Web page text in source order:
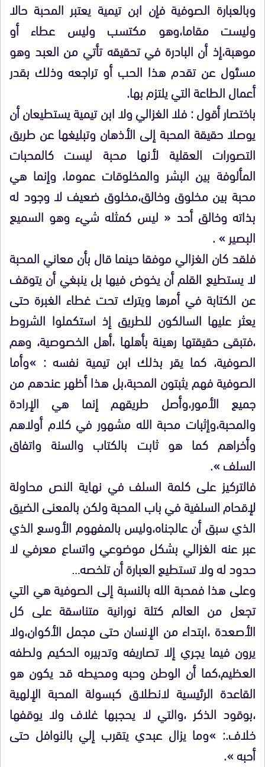
وبالعبارة الصوفية فإن ابن تيمية يعتبر المحبة حالا
وليست مقاما،وهو مكتسب وليس عطاء أو
موهبة،إذ أن البادرة في تحقيقه تأتي من العبد وهو
مسئول عن تقدم هذا الحب أو تراجعه وذلك بقدر
أعمال الطاعة التي يلتزم بها.
باختصار أقول : فلا الغزالي ولا ابن تيمية يستطيعان أن
يوصلا حقيقة المحبة إلى الأذهان وتبليغها عن طريق
التصورات العقلية لأنها محبة ليست كالمحبات
المألوفة بين البشر والمخلوقات عموما، وإنما هي
محبة بين مخلوق وخالق،مخلوق ضعيف لا وجود له
بذاته وخالق أحد « ليس كمثله شيء وهو السميع
البصير » .
فلقد كان الغزالي موفقا حينما قال بأن معاني المحبة
لا يستطيع القلم أن يخوض فيها بل ينبغي أن يتوقف
عن الكتابة في أمرها ويترك تحت غطاء الغبرة حتى
يعثر عليها السالكون للطريق إذ استكملوا الشروط
،فتبقى حقيقتها رهينة بأهلها ،أهل الخصوصية، وهم
الصوفية، كما يقر بذلك ابن تيمية نفسه : »وأما
الصوفية فهم يثبتون المحبة،بل هذا أظهر عندهم من
جميع الأمور،وأصل طريقهم إنما هي الإرادة
والمحبة،وإثبات محبة الله مشهور في كلام أولاهم
وأخراهم كما هو ثابت بالكتاب والسنة واتفاق
السلف ».
فالتركيز على كلمة السلف في نهاية النص محاولة
لإقحام السلفية في باب المحبة ولكن بالمعنى الضيق
الذي سبق أن عالجناه،وليس بالمفهوم الأوسع الذي
عبر عنه الغزالي بشكل موضوعي واتساع معرفي لا
حدود له ولا تستطيع العبارة أن تلخصه…
وعلى هذا فمحبة الله بالنسبة إلى الصوفية هي التي
تجعل من العالم كتلة نورانية متناسقة على كل
الأصعدة ،ابتداء من الإنسان حتى مجمل الأكوان،ولا
يرون فيما يجري إلا تصاريفه وتدبيره الحكيم ولطفه
العظيم،كما أن الوطن وحبه ومحيطه قد يكون هو
القاعدة الرئيسية لانطلاق كبسولة المحبة الإلهية
،بوقود الذكر ،والتي لا يحجبها غلاف ولا يوقفها
خلاف.: »وما يزال عبدي يتقرب إلي بالنوافل حتى
أحبه ».